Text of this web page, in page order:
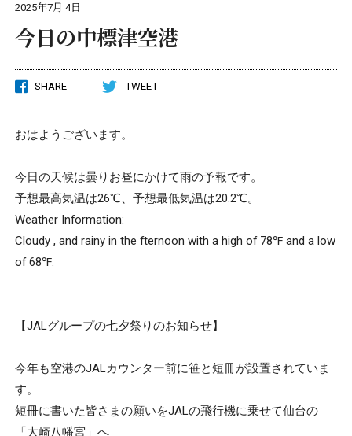
2025年7月 4日
今日の中標津空港
SHARE TWEET
おはようございます。
今日の天候は曇りお昼にかけて雨の予報です。
予想最高気温は26℃、予想最低気温は20.2℃。
Weather Information:
Cloudy , and rainy in the fternoon with a high of 78℉ and a low
of 68℉.
【JALグループの七夕祭りのお知らせ】
今年も空港のJALカウンター前に笹と短冊が設置されていま
す。
短冊に書いた皆さまの願いをJALの飛行機に乗せて仙台の
「大崎八幡宮」へ